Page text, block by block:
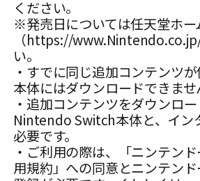
ください。
※発売日については任天堂ホー
（https://
い。
・すでに同じ追加コンテンツ
本体にはダウンロードできませ
・追加コンテンツをダウンロー
Nintendo Switch本体と、イン
必要です。
・ご利用の際は、「ニンテン
用規約」への同意とニンテン